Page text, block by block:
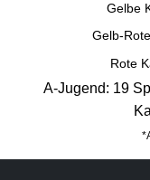
Gelbe
Gelb-
Rote
A-Jugend: 19